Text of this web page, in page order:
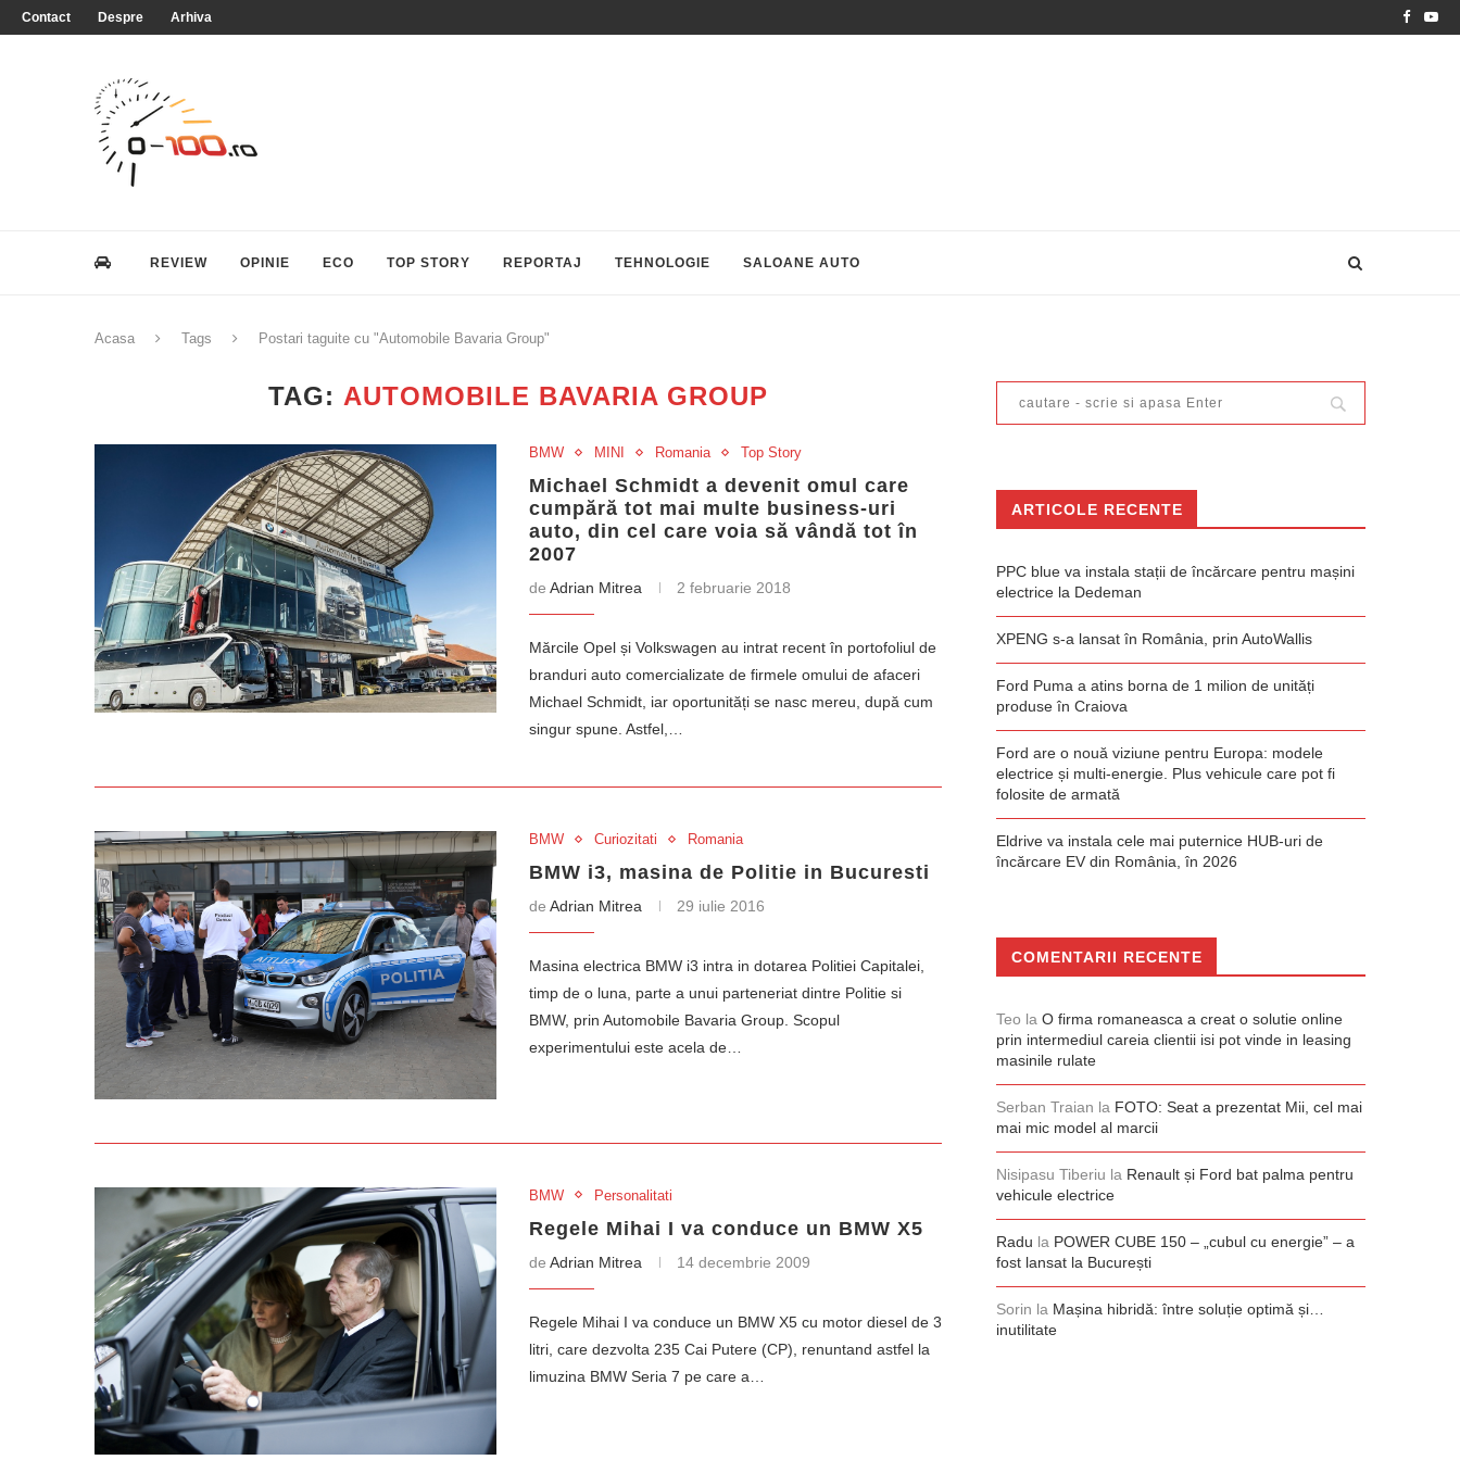
Contact Despre Arhiva
REVIEW OPINIE ECO TOP STORY REPORTAJ TEHNOLOGIE SALOANE AUTO
Acasa Tags Postari taguite cu "Automobile Bavaria Group"
TAG: AUTOMOBILE BAVARIA GROUP
BMW MINI Romania Top Story
Michael Schmidt a devenit omul care
cumpără tot mai multe business-uri
auto, din cel care voia să vândă tot în
2007
de Adrian Mitrea 2 februarie 2018
Mărcile Opel și Volkswagen au intrat recent în portofoliul de
branduri auto comercializate de firmele omului de afaceri
Michael Schmidt, iar oportunități se nasc mereu, după cum
singur spune. Astfel,…
BMW Curiozitati Romania
BMW i3, masina de Politie in Bucuresti
de Adrian Mitrea 29 iulie 2016
Masina electrica BMW i3 intra in dotarea Politiei Capitalei,
timp de o luna, parte a unui parteneriat dintre Politie si
BMW, prin Automobile Bavaria Group. Scopul
experimentului este acela de…
BMW Personalitati
Regele Mihai I va conduce un BMW X5
de Adrian Mitrea 14 decembrie 2009
Regele Mihai I va conduce un BMW X5 cu motor diesel de 3
litri, care dezvolta 235 Cai Putere (CP), renuntand astfel la
limuzina BMW Seria 7 pe care a…
ARTICOLE RECENTE
PPC blue va instala stații de încărcare pentru mașini
electrice la Dedeman
XPENG s-a lansat în România, prin AutoWallis
Ford Puma a atins borna de 1 milion de unități
produse în Craiova
Ford are o nouă viziune pentru Europa: modele
electrice și multi-energie. Plus vehicule care pot fi
folosite de armată
Eldrive va instala cele mai puternice HUB-uri de
încărcare EV din România, în 2026
COMENTARII RECENTE
Teo la O firma romaneasca a creat o solutie online
prin intermediul careia clientii isi pot vinde in leasing
masinile rulate
Serban Traian la FOTO: Seat a prezentat Mii, cel mai
mai mic model al marcii
Nisipasu Tiberiu la Renault și Ford bat palma pentru
vehicule electrice
Radu la POWER CUBE 150 – „cubul cu energie” – a
fost lansat la București
Sorin la Mașina hibridă: între soluție optimă și…
inutilitate